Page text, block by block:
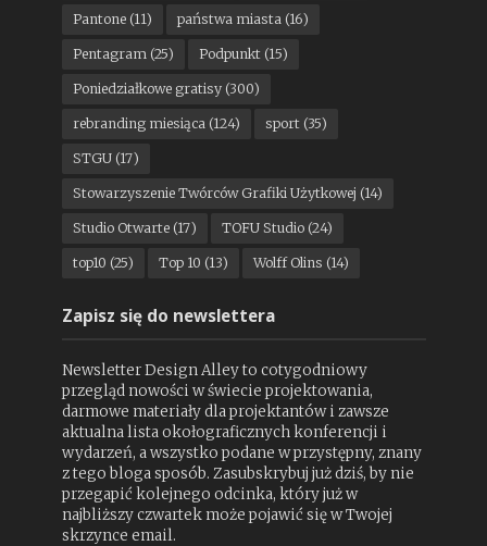
Pantone(11) państwa miasta (16)
Pentagram (25) Podpunkt(15)
Poniedziałkowe gratisy(300)
rebranding miesiąca (124) sport(35)
STGU(17)
Stowarzyszenie Twórców Grafiki Użytkowej (14)
Studio Otwarte(17) TOFU Studio(24)
top10 (25) Top 10 (13) Wolff Olins (14)
Zapisz się do newslettera
Newsletter Design Alley to cotygodniowy
przegląd nowości w świecie projektowania,
darmowe materiały dla projektantów i zawsze
aktualna lista okołograficznych konferencji i
wydarzeń, a wszystko podane w przystępny, znany
z tego bloga sposób. Zasubskrybuj już dziś, by nie
przegapić kolejnego odcinka, który już w
najbliższy czwartek może pojawić się w Twojej
skrzynce email.